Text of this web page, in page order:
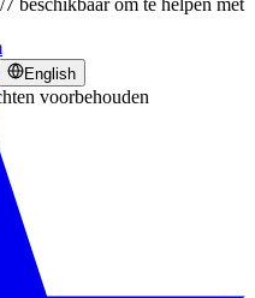
beschikbaar om te helpen met
English
voorbehouden